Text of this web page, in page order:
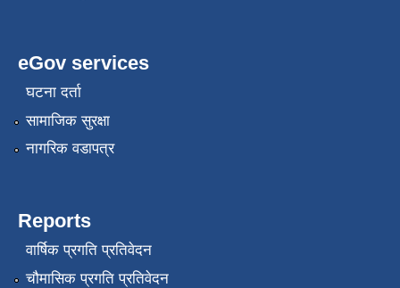
eGov services
घटना दर्ता
सामाजिक सुरक्षा
नागरिक वडापत्र
Reports
वार्षिक प्रगति प्रतिवेदन
चौमासिक प्रगति प्रतिवेदन